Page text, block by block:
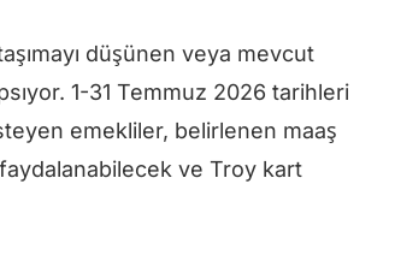
düşünen veya mevcut
1-31 Temmuz 2026 tarihleri
emekliler, belirlenen maaş
ve Troy kart